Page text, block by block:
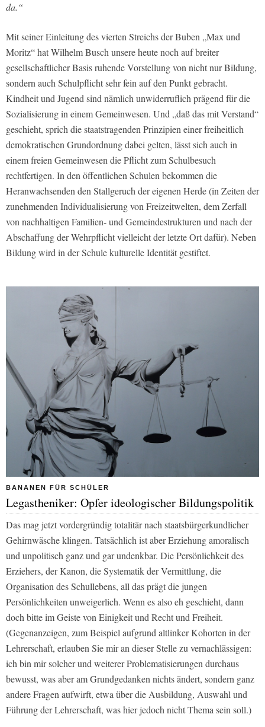
da.“
Mit seiner Einleitung des vierten Streichs der Buben „Max und
Moritz“ hat Wilhelm Busch unsere heute noch auf breiter
gesellschaftlicher Basis ruhende Vorstellung von nicht nur Bildung,
sondern auch Schulpflicht sehr fein auf den Punkt gebracht.
Kindheit und Jugend sind nämlich unwiderruflich prägend für die
Sozialisierung in einem Gemeinwesen. Und „daß das mit Verstand“
geschieht, sprich die staatstragenden Prinzipien einer freiheitlich
demokratischen Grundordnung dabei gelten, lässt sich auch in
einem freien Gemeinwesen die Pflicht zum Schulbesuch
rechtfertigen. In den öffentlichen Schulen bekommen die
Heranwachsenden den Stallgeruch der eigenen Herde (in Zeiten der
zunehmenden Individualisierung von Freizeitwelten, dem Zerfall
von nachhaltigen Familien- und Gemeindestrukturen und nach der
Abschaffung der Wehrpflicht vielleicht der letzte Ort dafür). Neben
Bildung wird in der Schule kulturelle Identität gestiftet.
BANANEN FÜR SCHÜLER
Legastheniker: Opfer ideologischer Bildungspolitik
Das mag jetzt vordergründig totalitär nach staatsbürgerkundlicher
Gehirnwäsche klingen. Tatsächlich ist aber Erziehung amoralisch
und unpolitisch ganz und gar undenkbar. Die Persönlichkeit des
Erziehers, der Kanon, die Systematik der Vermittlung, die
Organisation des Schullebens, all das prägt die jungen
Persönlichkeiten unweigerlich. Wenn es also eh geschieht, dann
doch bitte im Geiste von Einigkeit und Recht und Freiheit.
(Gegenanzeigen, zum Beispiel aufgrund altlinker Kohorten in der
Lehrerschaft, erlauben Sie mir an dieser Stelle zu vernachlässigen:
ich bin mir solcher und weiterer Problematisierungen durchaus
bewusst, was aber am Grundgedanken nichts ändert, sondern ganz
andere Fragen aufwirft, etwa über die Ausbildung, Auswahl und
Führung der Lehrerschaft, was hier jedoch nicht Thema sein soll.)